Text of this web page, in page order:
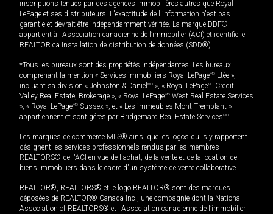
inscriptions tenues par des agences immobilières autres que Royal
LePage et ses distributeurs. L'exactitude de l'information n'est pas
garantie et devrait être indépendamment vérifiée. La marque DDF®
appartient à l'Association canadienne de l’immobilier (ACI) et identifie le
REALTOR.ca Installation de distribution de données (SDD®).
*Tous les bureaux sont des propriétés indépendantes. Les bureaux
comprenant la mention « Services immobiliers Royal LePageMD Ltée »,
incluant sa division « Johnston & Daniel MD », « Royal LePageMD Credit
Valley Real Estate, Brokerage », « Royal LePageMD West Real Estate Services
», « Royal LePageMD Sussex », et « Les immeubles Mont-Tremblant »
appartiennent et sont gérés par Bridgemarq Real Estate ServicesMD.
Les marques de commerce MLS® ainsi que les logos qui s'y rapportent
désignent les services professionnels rendus par les membres
REALTORS® de l'ACI en vue de l'achat, de la vente et de la location de
biens immobiliers dans le cadre d'un système de vente collaborative.
REALTOR®, REALTORS® et le logo REALTOR® sont des marques
déposées de REALTOR® Canada Inc., une compagnie dont la National
Association of REALTORS® et l'Association canadienne de l’immobilier